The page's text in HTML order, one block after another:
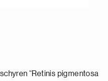
“Retinis pigmentosa